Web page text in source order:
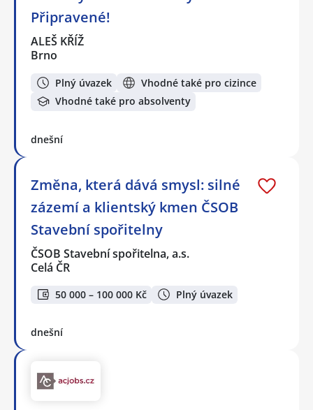
Připravené!
ALEŠ KŘÍŽ
Brno
Plný úvazek
Vhodné také pro cizince
Vhodné také pro absolventy
dnešní
Změna, která dává smysl: silné
zázemí a klientský kmen ČSOB
Stavební spořitelny
ČSOB Stavební spořitelna, a.s.
Celá ČR
50 000 – 100 000 Kč Plný úvazek
dnešní